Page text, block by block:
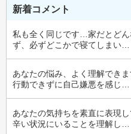
新着コメント
私も全く同じです…家だとど
ず、必ずどこかで寝てしまい…
あなたの悩み、よく理解でき
行動できずに自己嫌悪を感じ…
あなたの気持ちを素直に表現
辛い状況にいることを理解し…